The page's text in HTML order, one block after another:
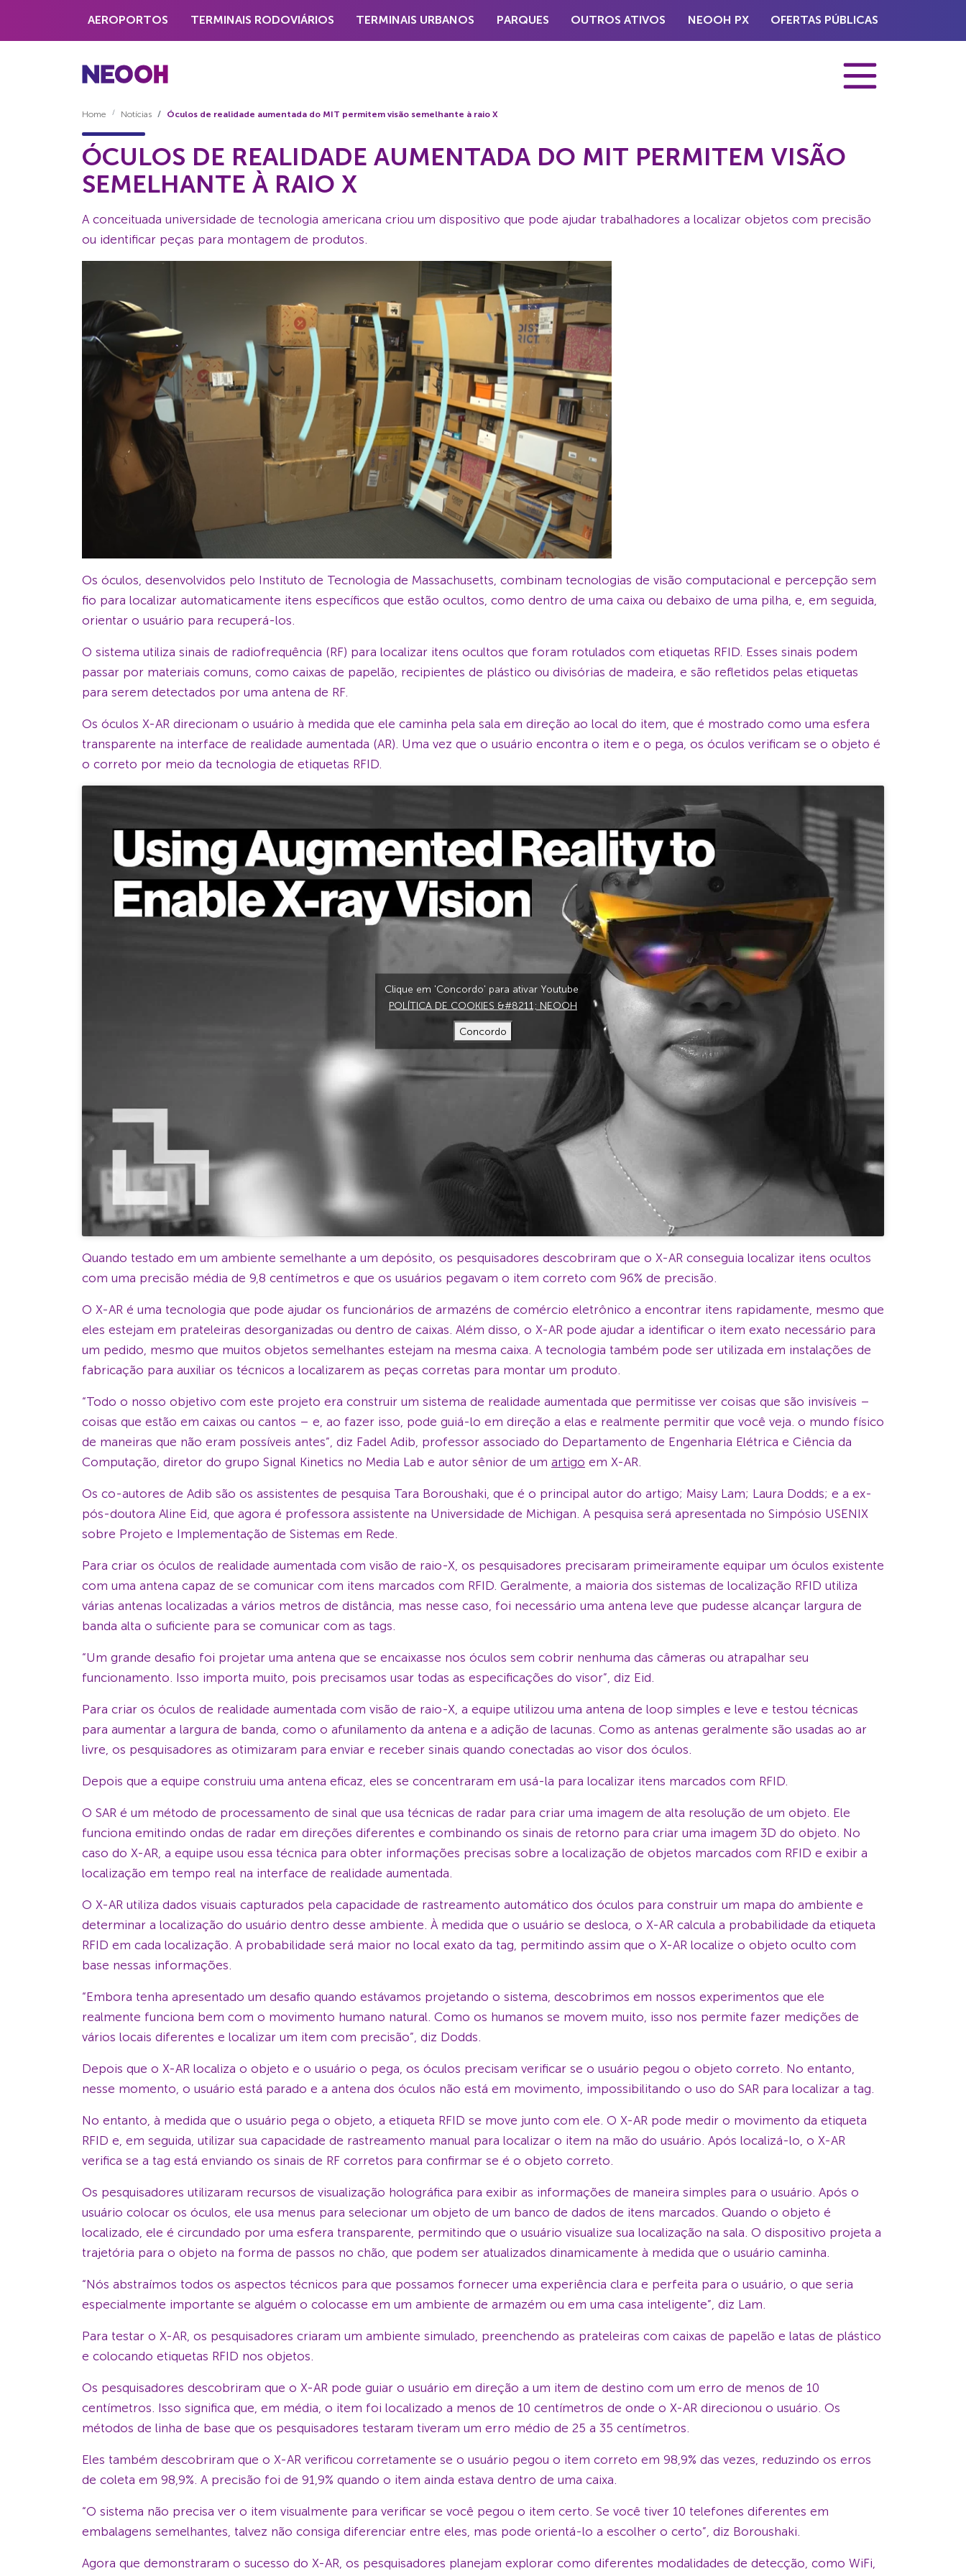
AEROPORTOS TERMINAIS RODOVIÁRIOS TERMINAIS URBANOS PARQUES OUTROS ATIVOS NEOOH PX OFERTAS PÚBLICAS
Home Notícias Óculos de realidade aumentada do MIT permitem visão semelhante à raio X
ÓCULOS DE REALIDADE AUMENTADA DO MIT PERMITEM VISÃO
SEMELHANTE À RAIO X
A conceituada universidade de tecnologia americana criou um dispositivo que pode ajudar trabalhadores a localizar objetos com precisão
ou identificar peças para montagem de produtos.
Os óculos, desenvolvidos pelo Instituto de Tecnologia de Massachusetts, combinam tecnologias de visão computacional e percepção sem
fio para localizar automaticamente itens específicos que estão ocultos, como dentro de uma caixa ou debaixo de uma pilha, e, em seguida,
orientar o usuário para recuperá-los.
O sistema utiliza sinais de radiofrequência (RF) para localizar itens ocultos que foram rotulados com etiquetas RFID. Esses sinais podem
passar por materiais comuns, como caixas de papelão, recipientes de plástico ou divisórias de madeira, e são refletidos pelas etiquetas
para serem detectados por uma antena de RF.
Os óculos X-AR direcionam o usuário à medida que ele caminha pela sala em direção ao local do item, que é mostrado como uma esfera
transparente na interface de realidade aumentada (AR). Uma vez que o usuário encontra o item e o pega, os óculos verificam se o objeto é
o correto por meio da tecnologia de etiquetas RFID.
Clique em 'Concordo' para ativar Youtube
POLÍTICA DE COOKIES &#8211; NEOOH
Concordo
Quando testado em um ambiente semelhante a um depósito, os pesquisadores descobriram que o X-AR conseguia localizar itens ocultos
com uma precisão média de 9,8 centímetros e que os usuários pegavam o item correto com 96% de precisão.
O X-AR é uma tecnologia que pode ajudar os funcionários de armazéns de comércio eletrônico a encontrar itens rapidamente, mesmo que
eles estejam em prateleiras desorganizadas ou dentro de caixas. Além disso, o X-AR pode ajudar a identificar o item exato necessário para
um pedido, mesmo que muitos objetos semelhantes estejam na mesma caixa. A tecnologia também pode ser utilizada em instalações de
fabricação para auxiliar os técnicos a localizarem as peças corretas para montar um produto.
“Todo o nosso objetivo com este projeto era construir um sistema de realidade aumentada que permitisse ver coisas que são invisíveis –
coisas que estão em caixas ou cantos – e, ao fazer isso, pode guiá-lo em direção a elas e realmente permitir que você veja. o mundo físico
de maneiras que não eram possíveis antes”, diz Fadel Adib, professor associado do Departamento de Engenharia Elétrica e Ciência da
Computação, diretor do grupo Signal Kinetics no Media Lab e autor sênior de um artigo em X-AR.
Os co-autores de Adib são os assistentes de pesquisa Tara Boroushaki, que é o principal autor do artigo; Maisy Lam; Laura Dodds; e a ex-
pós-doutora Aline Eid, que agora é professora assistente na Universidade de Michigan. A pesquisa será apresentada no Simpósio USENIX
sobre Projeto e Implementação de Sistemas em Rede.
Para criar os óculos de realidade aumentada com visão de raio-X, os pesquisadores precisaram primeiramente equipar um óculos existente
com uma antena capaz de se comunicar com itens marcados com RFID. Geralmente, a maioria dos sistemas de localização RFID utiliza
várias antenas localizadas a vários metros de distância, mas nesse caso, foi necessário uma antena leve que pudesse alcançar largura de
banda alta o suficiente para se comunicar com as tags.
“Um grande desafio foi projetar uma antena que se encaixasse nos óculos sem cobrir nenhuma das câmeras ou atrapalhar seu
funcionamento. Isso importa muito, pois precisamos usar todas as especificações do visor”, diz Eid.
Para criar os óculos de realidade aumentada com visão de raio-X, a equipe utilizou uma antena de loop simples e leve e testou técnicas
para aumentar a largura de banda, como o afunilamento da antena e a adição de lacunas. Como as antenas geralmente são usadas ao ar
livre, os pesquisadores as otimizaram para enviar e receber sinais quando conectadas ao visor dos óculos.
Depois que a equipe construiu uma antena eficaz, eles se concentraram em usá-la para localizar itens marcados com RFID.
O SAR é um método de processamento de sinal que usa técnicas de radar para criar uma imagem de alta resolução de um objeto. Ele
funciona emitindo ondas de radar em direções diferentes e combinando os sinais de retorno para criar uma imagem 3D do objeto. No
caso do X-AR, a equipe usou essa técnica para obter informações precisas sobre a localização de objetos marcados com RFID e exibir a
localização em tempo real na interface de realidade aumentada.
O X-AR utiliza dados visuais capturados pela capacidade de rastreamento automático dos óculos para construir um mapa do ambiente e
determinar a localização do usuário dentro desse ambiente. À medida que o usuário se desloca, o X-AR calcula a probabilidade da etiqueta
RFID em cada localização. A probabilidade será maior no local exato da tag, permitindo assim que o X-AR localize o objeto oculto com
base nessas informações.
“Embora tenha apresentado um desafio quando estávamos projetando o sistema, descobrimos em nossos experimentos que ele
realmente funciona bem com o movimento humano natural. Como os humanos se movem muito, isso nos permite fazer medições de
vários locais diferentes e localizar um item com precisão”, diz Dodds.
Depois que o X-AR localiza o objeto e o usuário o pega, os óculos precisam verificar se o usuário pegou o objeto correto. No entanto,
nesse momento, o usuário está parado e a antena dos óculos não está em movimento, impossibilitando o uso do SAR para localizar a tag.
No entanto, à medida que o usuário pega o objeto, a etiqueta RFID se move junto com ele. O X-AR pode medir o movimento da etiqueta
RFID e, em seguida, utilizar sua capacidade de rastreamento manual para localizar o item na mão do usuário. Após localizá-lo, o X-AR
verifica se a tag está enviando os sinais de RF corretos para confirmar se é o objeto correto.
Os pesquisadores utilizaram recursos de visualização holográfica para exibir as informações de maneira simples para o usuário. Após o
usuário colocar os óculos, ele usa menus para selecionar um objeto de um banco de dados de itens marcados. Quando o objeto é
localizado, ele é circundado por uma esfera transparente, permitindo que o usuário visualize sua localização na sala. O dispositivo projeta a
trajetória para o objeto na forma de passos no chão, que podem ser atualizados dinamicamente à medida que o usuário caminha.
“Nós abstraímos todos os aspectos técnicos para que possamos fornecer uma experiência clara e perfeita para o usuário, o que seria
especialmente importante se alguém o colocasse em um ambiente de armazém ou em uma casa inteligente”, diz Lam.
Para testar o X-AR, os pesquisadores criaram um ambiente simulado, preenchendo as prateleiras com caixas de papelão e latas de plástico
e colocando etiquetas RFID nos objetos.
Os pesquisadores descobriram que o X-AR pode guiar o usuário em direção a um item de destino com um erro de menos de 10
centímetros. Isso significa que, em média, o item foi localizado a menos de 10 centímetros de onde o X-AR direcionou o usuário. Os
métodos de linha de base que os pesquisadores testaram tiveram um erro médio de 25 a 35 centímetros.
Eles também descobriram que o X-AR verificou corretamente se o usuário pegou o item correto em 98,9% das vezes, reduzindo os erros
de coleta em 98,9%. A precisão foi de 91,9% quando o item ainda estava dentro de uma caixa.
“O sistema não precisa ver o item visualmente para verificar se você pegou o item certo. Se você tiver 10 telefones diferentes em
embalagens semelhantes, talvez não consiga diferenciar entre eles, mas pode orientá-lo a escolher o certo”, diz Boroushaki.
Agora que demonstraram o sucesso do X-AR, os pesquisadores planejam explorar como diferentes modalidades de detecção, como WiFi,